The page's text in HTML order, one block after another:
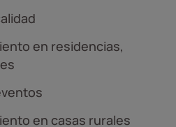
en residencias,
en casas rurales